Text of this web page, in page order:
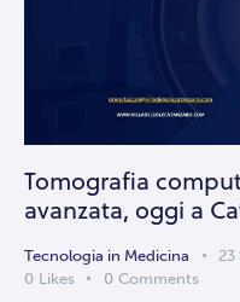
Tomografia
avanzata, oggi a
Tecnologia in Medicina 23
0 Likes 0 Comments